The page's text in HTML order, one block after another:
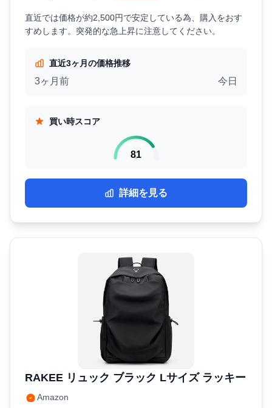
直近では価格が約2,500円で安定している為、購入をおす
すめします。突発的な急上昇に注意してください。
直近3ヶ月の価格推移
3ヶ月前 今日
買い時スコア
81
詳細を見る
RAKEE リュック ブラック Lサイズ ラッキー
Amazon